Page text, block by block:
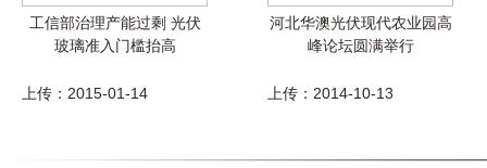
工信部治理产能过剩 光伏
玻璃准入门槛抬高
上传：2015-01-14
河北华澳光伏现代农业园高
峰论坛圆满举行
上传：2014-10-13